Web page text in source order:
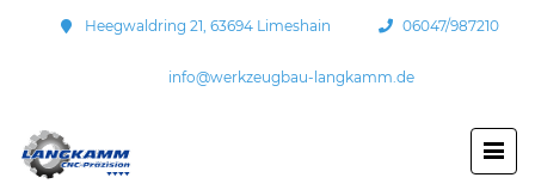
Heegwaldring 21, 63694 Limeshain 06047/987210
info@werkzeugbau-langkamm.de